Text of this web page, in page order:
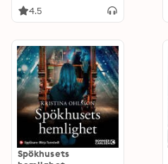
4.5
Spökhusets